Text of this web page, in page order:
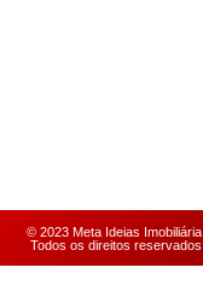
© 2023 Meta Ideias Imobiliária.
Todos os direitos reservados